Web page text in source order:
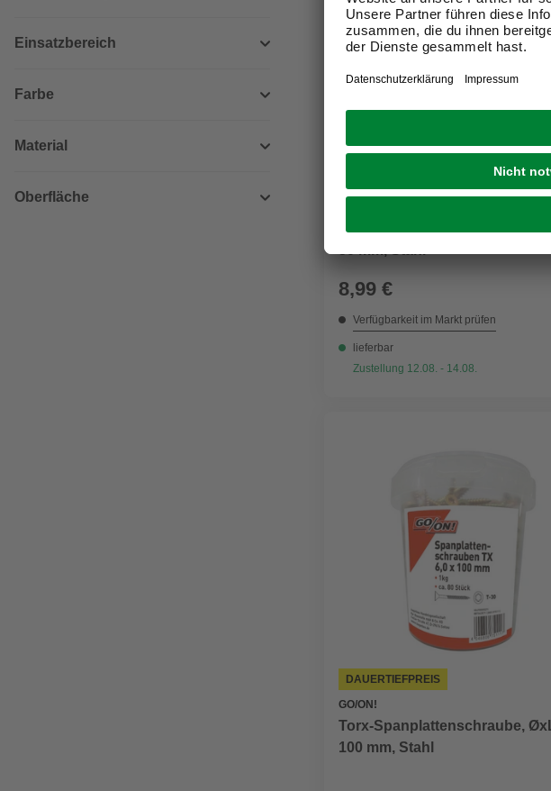
Einsatzbereich
Farbe
Material
Oberfläche
Torx-Spanplattenschraube,
8,99 €
Verfügbarkeit im Markt prüfen
lieferbar
Zustellung 12.08. - 14.08.
DAUERTIEFPREIS
GO/ON!
Torx-Spanplattenschraube,
100 mm, Stahl